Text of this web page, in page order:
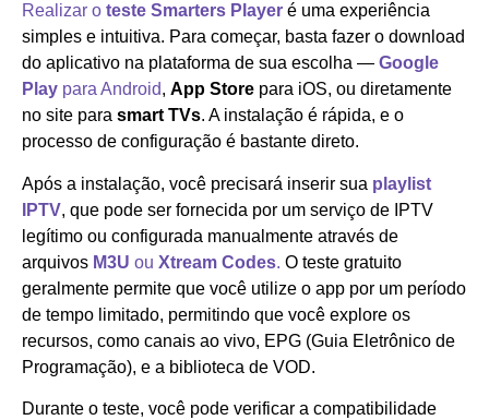
Realizar o teste Smarters Player é uma experiência
simples e intuitiva. Para começar, basta fazer o download
do aplicativo na plataforma de sua escolha — Google
Play para Android, App Store para iOS, ou diretamente
no site para smart TVs. A instalação é rápida, e o
processo de configuração é bastante direto.
Após a instalação, você precisará inserir sua playlist
IPTV, que pode ser fornecida por um serviço de IPTV
legítimo ou configurada manualmente através de
arquivos M3U ou Xtream Codes. O teste gratuito
geralmente permite que você utilize o app por um período
de tempo limitado, permitindo que você explore os
recursos, como canais ao vivo, EPG (Guia Eletrônico de
Programação), e a biblioteca de VOD.
Durante o teste, você pode verificar a compatibilidade